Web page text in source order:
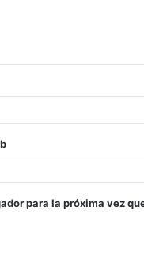
para la próxima vez